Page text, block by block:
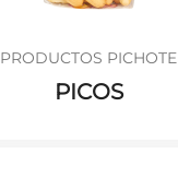
PRODUCTOS PICHOTE
PICOS